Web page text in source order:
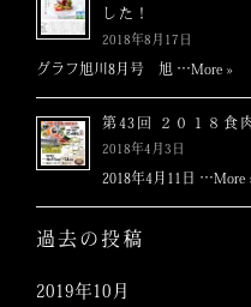
した！
2018年8月17日
グラフ旭川8月号 旭 …More »
第43回 ２０１８食
2018年4月3日
2018年4月11日 …More
過去の投稿
2019年10月